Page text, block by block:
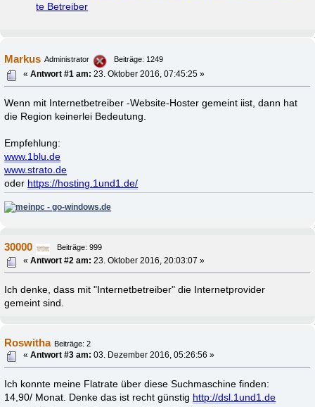
te Betreiber
Markus Administrator
Beiträge: 1249
«Antwort #1 am: 23. Oktober 2016, 07:45:25 »
Wenn mit Internetbetreiber -Website-Hoster gemeint iist, dann hat
die Region keinerlei Bedeutung.
Empfehlung:
www.1blu.de
www.strato.de
oder https://hosting.1und1.de/
30000
Beiträge: 999
«Antwort #2 am: 23. Oktober 2016, 20:03:07 »
Ich denke, dass mit "Internetbetreiber" die Internetprovider
gemeint sind.
Roswitha Beiträge: 2
«Antwort #3 am: 03. Dezember 2016, 05:26:56 »
Ich konnte meine Flatrate über diese Suchmaschine finden:
14,90/ Monat. Denke das ist recht günstig http://dsl.1und1.de